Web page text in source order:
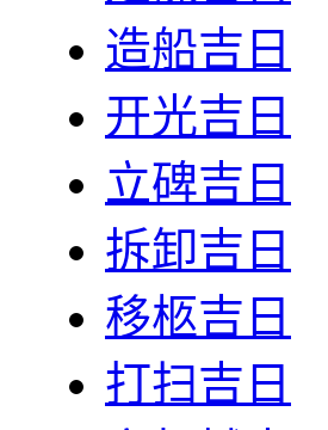
造船吉日
开光吉日
立碑吉日
拆卸吉日
移柩吉日
打扫吉日